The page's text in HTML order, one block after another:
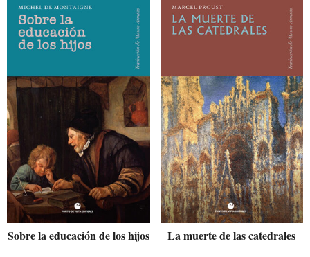
Sobre la educación de los hijos La muerte de las catedrales